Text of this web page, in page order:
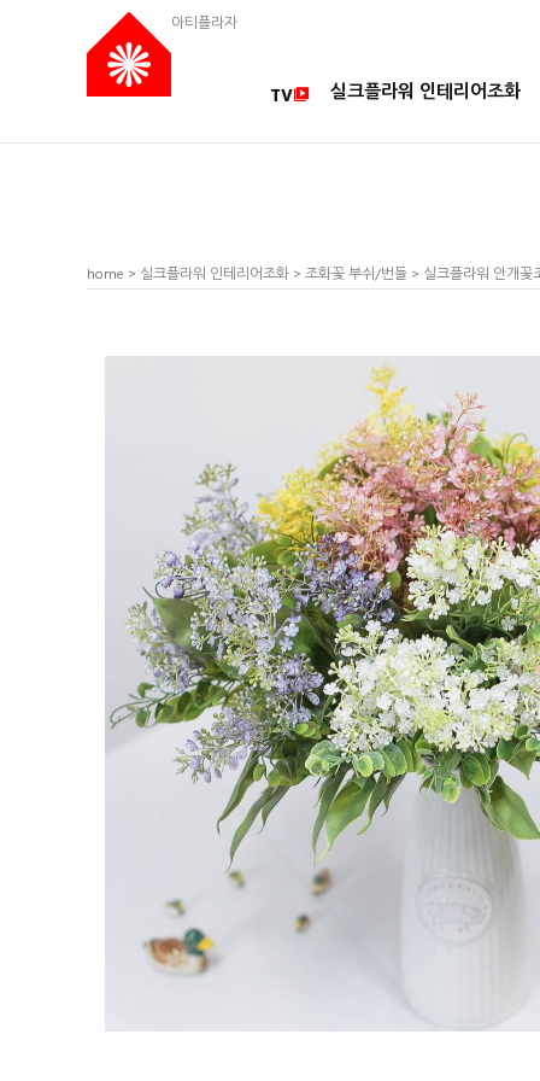
아티플라자
TV 실크플라워 인테리어조화
home > 실크플라워 인테리어조화 > 조화꽃 부쉬/번들 > 실크플라워 안개꽃